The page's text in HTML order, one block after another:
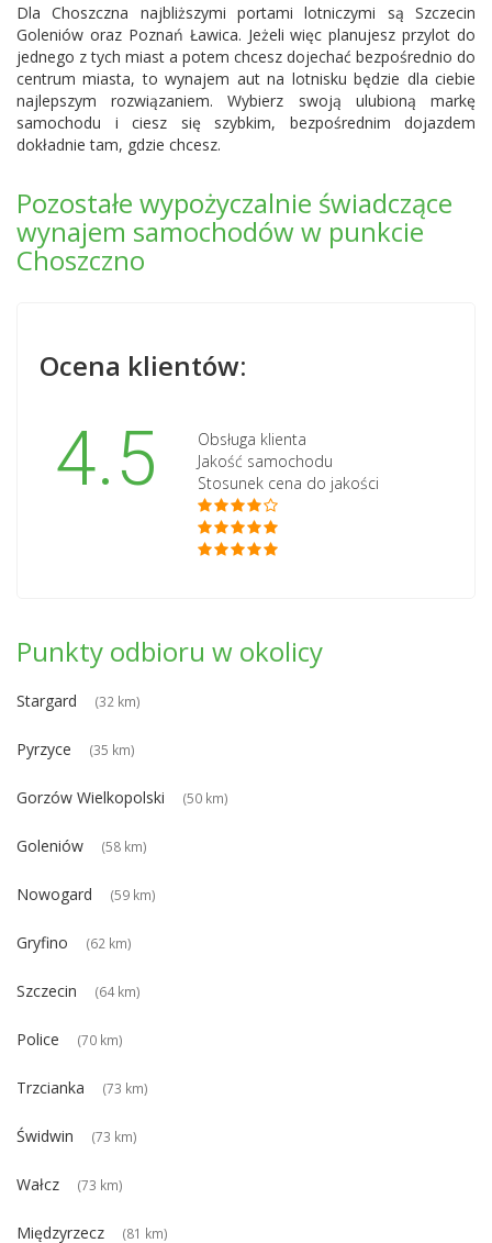
Dla Choszczna najbliższymi portami lotniczymi są Szczecin
Goleniów oraz Poznań Ławica. Jeżeli więc planujesz przylot do
jednego z tych miast a potem chcesz dojechać bezpośrednio do
centrum miasta, to wynajem aut na lotnisku będzie dla ciebie
najlepszym rozwiązaniem. Wybierz swoją ulubioną markę
samochodu i ciesz się szybkim, bezpośrednim dojazdem
dokładnie tam, gdzie chcesz.
Pozostałe wypożyczalnie świadczące
wynajem samochodów w punkcie
Choszczno
Ocena klientów:
4.5
Obsługa klienta
Jakość samochodu
Stosunek cena do jakości
Punkty odbioru w okolicy
Stargard (32 km)
Pyrzyce (35 km)
Gorzów Wielkopolski (50 km)
Goleniów (58 km)
Nowogard (59 km)
Gryfino (62 km)
Szczecin (64 km)
Police (70 km)
Trzcianka (73 km)
Świdwin (73 km)
Wałcz (73 km)
Międzyrzecz (81 km)